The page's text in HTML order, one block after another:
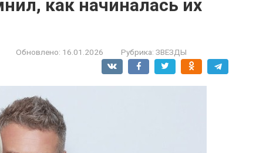
как начиналась их
Обновлено: 16.01.2026 Рубрика: ЗВЕЗДЫ